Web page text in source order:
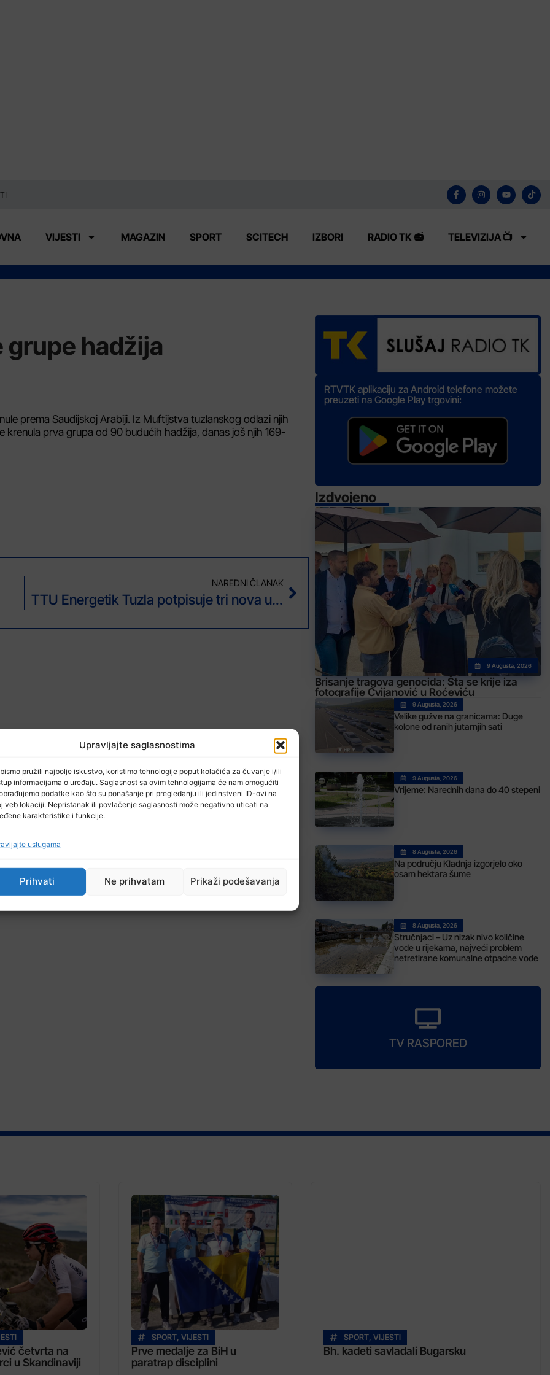
Upravljajte saglasnostima
pružili najbolje iskustvo, koristimo tehnologije poput kolačića za čuvanje i/ili
informacijama o uređaju. Saglasnost sa ovim tehnologijama će nam omogućiti
podatke kao što su ponašanje pri pregledanju ili jedinstveni ID-ovi na
veb lokaciji. Nepristanak ili povlačenje saglasnosti može negativno uticati na
karakteristike i funkcije.
uslugama
Prihvati Ne prihvatam Prikaži podešavanja
VIJESTI MAGAZIN SPORT SCITECH IZBORI RADIO TK 📻 TELEVIZIJA 📺
grupe hadžija
prema Saudijskoj Arabiji. Iz Muftijstva tuzlanskog odlazi njih
prva grupa od 90 budućih hadžija, danas još njih 169-
NAREDNI ČLANAK
TTU Energetik Tuzla potpisuje tri nova ugovora
RTVTK aplikaciju za Android telefone možete
preuzeti na Google Play trgovini:
Izdvojeno
9 Augusta, 2026
Brisanje tragova genocida: Šta se krije iza
fotografije Cvijanović u Roćeviću
9 Augusta, 2026
Velike gužve na granicama: Duge
kolone od ranih jutarnjih sati
9 Augusta, 2026
Vrijeme: Narednih dana do 40 stepeni
8 Augusta, 2026
Na području Kladnja izgorjelo oko
osam hektara šume
8 Augusta, 2026
Stručnjaci – Uz nizak nivo količine
vode u rijekama, najveći problem
netretirane komunalne otpadne vode
TV RASPORED
četvrta na
u Skandinaviji
SPORT, VIJESTI
Prve medalje za BiH u
paratrap disciplini
SPORT, VIJESTI
Bh. kadeti savladali Bugarsku